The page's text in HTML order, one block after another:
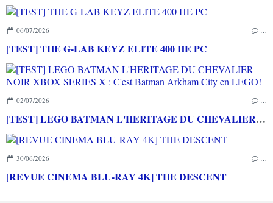
06/07/2026 …
[TEST] THE G-LAB KEYZ ELITE 400 HE PC
02/07/2026 …
[TEST] LEGO BATMAN L'HERITAGE DU CHEVALIER NOIR XBOX SERIES X : C'est Batman Arkham City en LEGO!
30/06/2026 …
[REVUE CINEMA BLU-RAY 4K] THE DESCENT